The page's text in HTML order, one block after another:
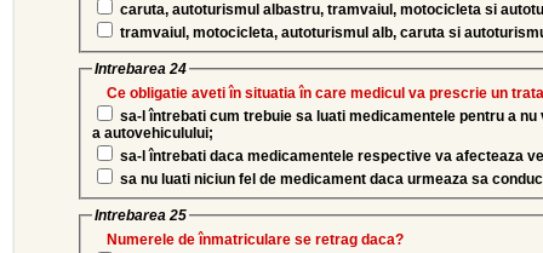
caruta, autoturismul albastru, tramvaiul, motocicleta si
tramvaiul, motocicleta, autoturismul alb, caruta si
Intrebarea 24
Ce obligatie aveti în situatia în care medicul va prescrie un
sa-l întrebati cum trebuie sa luati medicamentele pentru a
a autovehiculului;
sa-l întrebati daca medicamentele respective va afecteaza
sa nu luati niciun fel de medicament daca urmeaza sa
Intrebarea 25
Numerele de înmatriculare se retrag daca?